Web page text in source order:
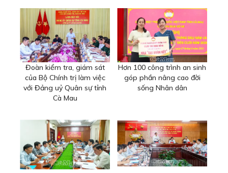
Đoàn kiểm tra, giám sát
của Bộ Chính trị làm việc
với Đảng uỷ Quân sự tỉnh
Cà Mau
Hơn 100 công trình an sinh
góp phần nâng cao đời
sống Nhân dân